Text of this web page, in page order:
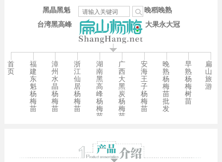
台湾黑高峰
晚稻晚熟
大果永大冠
黑晶黑魁
首
页
福
建
东
魁
杨
梅
苗
漳
州
水
晶
杨
梅
苗
浙
江
仙
居
杨
梅
苗
湖
南
黑
高
峰
杨
梅
苗
广
西
大
黑
炭
杨
梅
苗
安
海
王
子
杨
梅
苗
晚
熟
杨
梅
苗
批
发
早
熟
杨
梅
树
苗
扁
山
旅
游